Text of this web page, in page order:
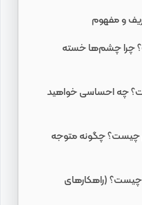
و مفهوم
چشم‌ها خسته
چه احساسی خواهید
چگونه متوجه
(راهکارهای